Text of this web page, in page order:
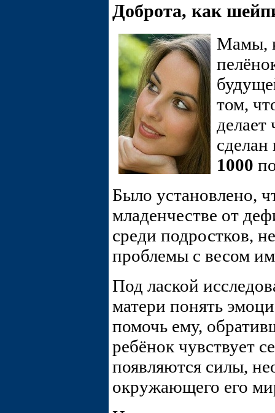
Доброта, как
Мамы,
том,
сделан
1000
Было установлено,
младенчестве от
среди подростков,
проблемы с весом
Под лаской
матери понять
помочь ему,
ребёнок чувствует
появляются силы,
окружающего его